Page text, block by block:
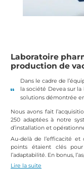
Laboratoire
production de
Dans le cadre de
la société Devea sur
solutions démontrée
Nous avons fait
250 adaptées à notre
d’installation et
Au-delà de l’efficacité et
points étaient clés
l’adaptabilité. En bonus,
Lire la suite